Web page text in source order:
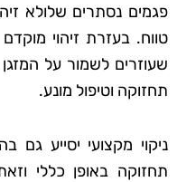
פגמים נסתרים שלולא
טווח. בעזרת זיהוי
שעוזרים לשמור על
תחזוקה וטיפול מונע.
ניקוי מקצועי יסייע גם
תחזוקה באופן כללי